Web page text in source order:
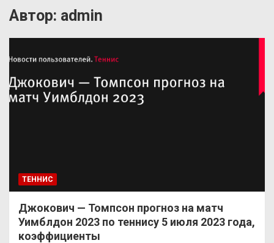
Автор: admin
ТЕННИС
Джокович — Томпсон прогноз на матч
Уимблдон 2023 по теннису 5 июля 2023 года,
коэффициенты